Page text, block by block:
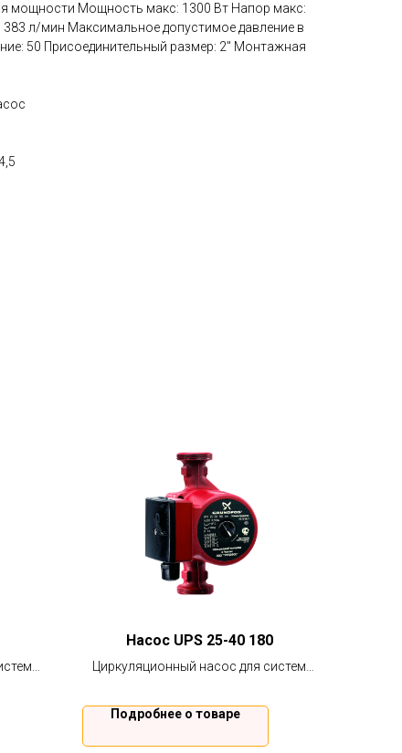
мощности Мощность макс: 1300 Вт Напор макс:
л/мин Максимальное допустимое давление в
50 Присоединительный размер: 2" Монтажная
Насос UPS 25-40 180
Циркуляционный насос для систем
теплого пола.
Подробнее о товаре